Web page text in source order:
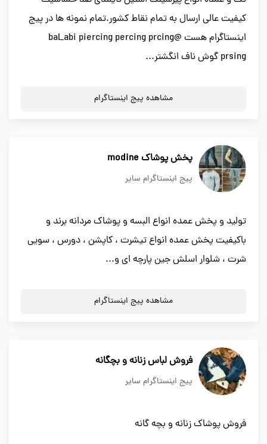
کیفیت عالی ارسال به تمام نقاط کشور.تمام نمونه ها در پیج
اینستاگرام هست @bal_abi piercing percing prcing
prsing گوش ناف انگشتر...
مشاهده پیج اینستاگرام
پخش پوشاک modine
پیج اینستاگرام سایر
تولید و پخش عمده انواع البسه و پوشاک مردانه برند و
باکیفیت پخش عمده انواع تیشرت ، کاپشن ، دورس ، سویی
شرت ، شلوار اسلش جین پارچه ای و...
مشاهده پیج اینستاگرام
فروش لباس زنانه و بچگانه
پیج اینستاگرام سایر
فروش پوشاک زنانه و بچه گانه